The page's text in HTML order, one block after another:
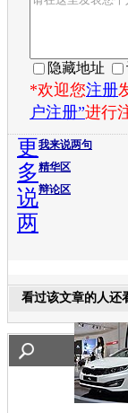
隐藏地址
*欢迎您注册
户注册”进行
我来说两句
精华区
辩论区
更
多
说
两
看过该文章的人还